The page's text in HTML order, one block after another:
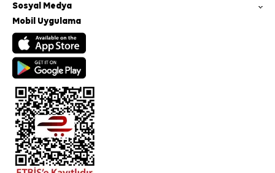
Sosyal Medya
Mobil Uygulama